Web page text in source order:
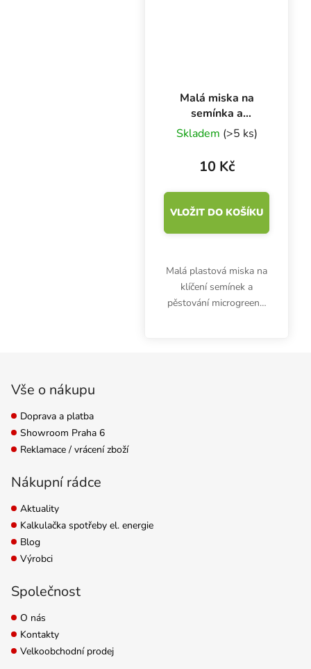
Malá miska na
semínka a
microgreens,
14.3x9.6x5.1 cm
Skladem (>5 ks)
10 Kč
VLOŽIT DO KOŠÍKU
Malá plastová miska na
klíčení semínek a
pěstování microgreens.
Vše o nákupu
Doprava a platba
Showroom Praha 6
Reklamace / vrácení zboží
Nákupní rádce
Aktuality
Kalkulačka spotřeby el. energie
Blog
Výrobci
Společnost
O nás
Kontakty
Velkoobchodní prodej